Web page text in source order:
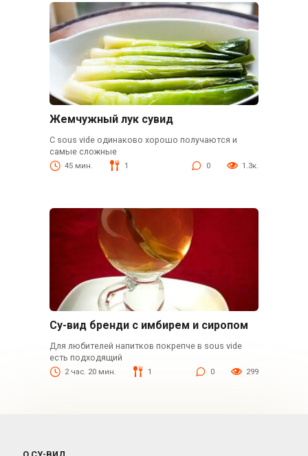
Жемчужный лук сувид
С sous vide одинаково хорошо получаются и
самые сложные
45 мин. 1 0 1.3к.
Су-вид бренди с имбирем и сиропом
Для любителей напитков покрепче в sous vide
есть подходящий
2 час. 20 мин. 1 0 299